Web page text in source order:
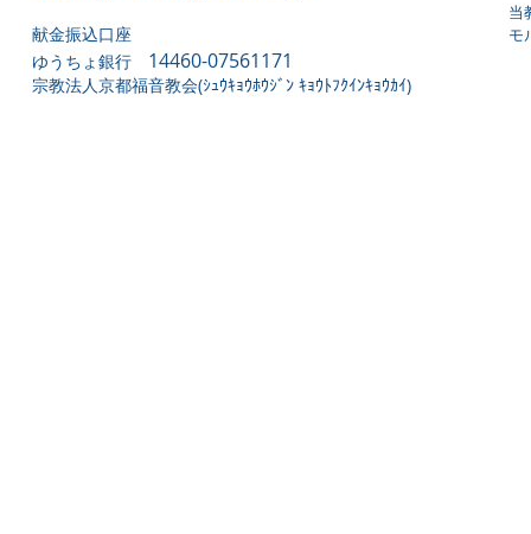
献金振込口座
ゆうちょ銀行 14460-07561171
宗教法人京都福音教会(ｼｭｳｷｮｳﾎｳｼﾞﾝ ｷｮｳﾄﾌｸｲﾝｷｮｳｶｲ)
当
モ